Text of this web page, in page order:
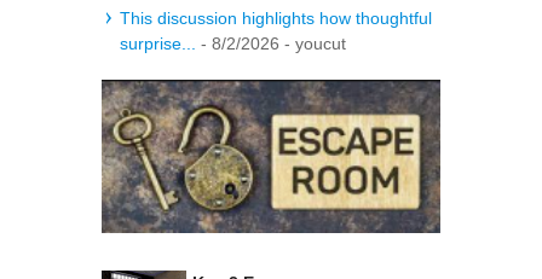
This discussion highlights how thoughtful
surprise...
- 8/2/2026 - youcut